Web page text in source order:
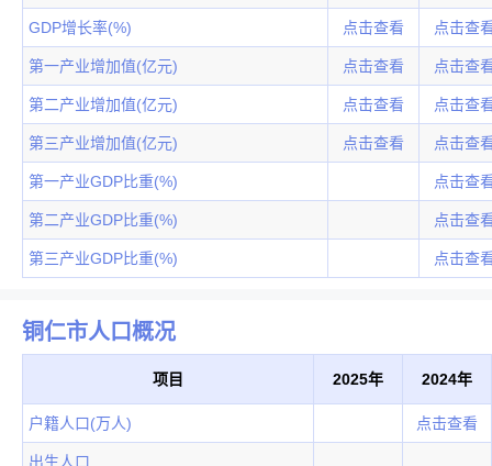
GDP增长率(%) 点击查看 点击查
第一产业增加值(亿元) 点击查看 点击查
第二产业增加值(亿元) 点击查看 点击查
第三产业增加值(亿元) 点击查看 点击查
第一产业GDP比重(%) 点击查
第二产业GDP比重(%) 点击查
第三产业GDP比重(%) 点击查
铜仁市人口概况
项目 2025年 2024年
户籍人口(万人) 点击查看
出生人口